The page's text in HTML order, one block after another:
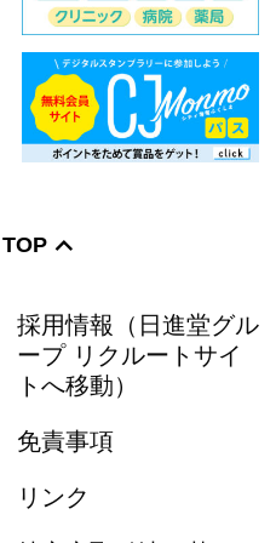
採用情報（日進堂グル
ープ リクルートサイ
トへ移動）
免責事項
リンク